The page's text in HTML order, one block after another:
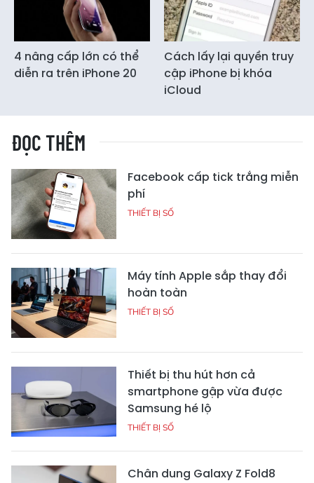
4 nâng cấp lớn có thể
diễn ra trên iPhone 20
Cách lấy lại quyền truy
cập iPhone bị khóa
iCloud
ĐỌC THÊM
Facebook cấp tick trắng miễn
phí
THIẾT BỊ SỐ
Máy tính Apple sắp thay đổi
hoàn toàn
THIẾT BỊ SỐ
Thiết bị thu hút hơn cả
smartphone gập vừa được
Samsung hé lộ
THIẾT BỊ SỐ
Chân dung Galaxy Z Fold8